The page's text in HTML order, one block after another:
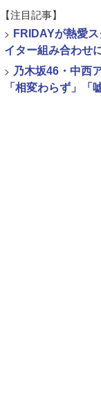
【注目記事】
> FRIDAYが熱愛
イター組み合わせ
> 乃木坂46・中西
「相変わらず」「